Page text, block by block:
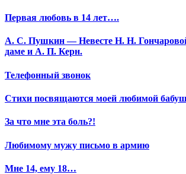
Первая любовь в 14 лет….
А. С. Пушкин — Невесте Н. Н.
даме и А. П. Керн.
Телефонный звонок
Стихи посвящаются моей любимой
За что мне эта боль?!
Любимому мужу письмо в армию
Мне 14, ему 18…